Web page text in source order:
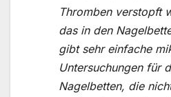
Thromben verstopft
das in den
gibt sehr einfache
Untersuchungen für
Nagelbetten, die